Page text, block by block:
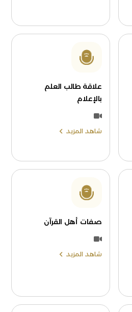
علاقة طالب العلم
بالإعلام
شاهد المزيد
صفات أهل القرآن
شاهد المزيد